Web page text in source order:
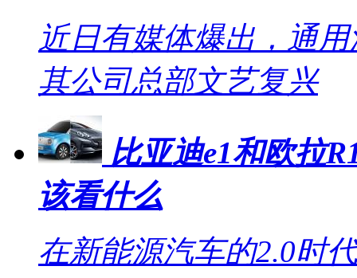
近日有媒体爆出，通
其公司总部文艺复兴
比亚迪e1和欧拉
该看什么
在新能源汽车的2.0时